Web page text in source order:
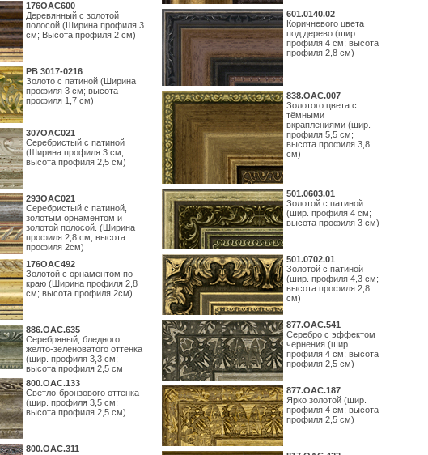
176OAC600
Деревянный с золотой
полосой (Ширина профиля 3
см; Высота профиля 2 см)
PB 3017-0216
Золото с патиной (Ширина
профиля 3 см; высота
профиля 1,7 см)
307OAC021
Серебристый с патиной
(Ширина профиля 3 см;
высота профиля 2,5 см)
293OAC021
Серебристый с патиной,
золотым орнаментом и
золотой полосой. (Ширина
профиля 2,8 см; высота
профиля 2см)
176OAC492
Золотой с орнаментом по
краю (Ширина профиля 2,8
см; высота профиля 2см)
886.ОАС.635
Серебряный, бледного
желто-зеленоватого оттенка
(шир. профиля 3,3 см;
высота профиля 2,5 см
800.ОАС.133
Светло-бронзового оттенка
(шир. профиля 3,5 см;
высота профиля 2,5 см)
800.ОАС.311
601.0140.02
Коричневого цвета
под дерево (шир.
профиля 4 см; высота
профиля 2,8 см)
838.ОАС.007
Золотого цвета с
тёмными
вкраплениями (шир.
профиля 5,5 см;
высота профиля 3,8
см)
501.0603.01
Золотой с патиной.
(шир. профиля 4 см;
высота профиля 3 см)
501.0702.01
Золотой с патиной
(шир. профиля 4,3 см;
высота профиля 2,8
см)
877.ОАС.541
Серебро с эффектом
чернения (шир.
профиля 4 см; высота
профиля 2,5 см)
877.ОАС.187
Ярко золотой (шир.
профиля 4 см; высота
профиля 2,5 см)